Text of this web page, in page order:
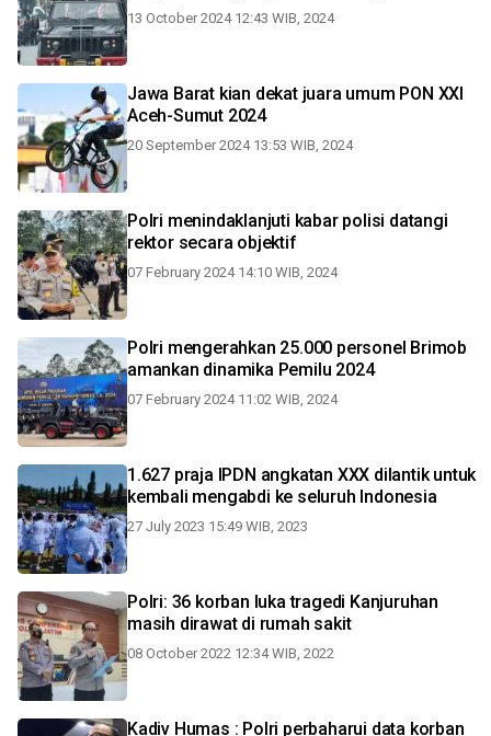
13 October 2024 12:43 WIB, 2024
Jawa Barat kian dekat juara umum PON XXI
Aceh-Sumut 2024
20 September 2024 13:53 WIB, 2024
Polri menindaklanjuti kabar polisi datangi
rektor secara objektif
07 February 2024 14:10 WIB, 2024
Polri mengerahkan 25.000 personel Brimob
amankan dinamika Pemilu 2024
07 February 2024 11:02 WIB, 2024
1.627 praja IPDN angkatan XXX dilantik untuk
kembali mengabdi ke seluruh Indonesia
27 July 2023 15:49 WIB, 2023
Polri: 36 korban luka tragedi Kanjuruhan
masih dirawat di rumah sakit
08 October 2022 12:34 WIB, 2022
Kadiv Humas : Polri perbaharui data korban